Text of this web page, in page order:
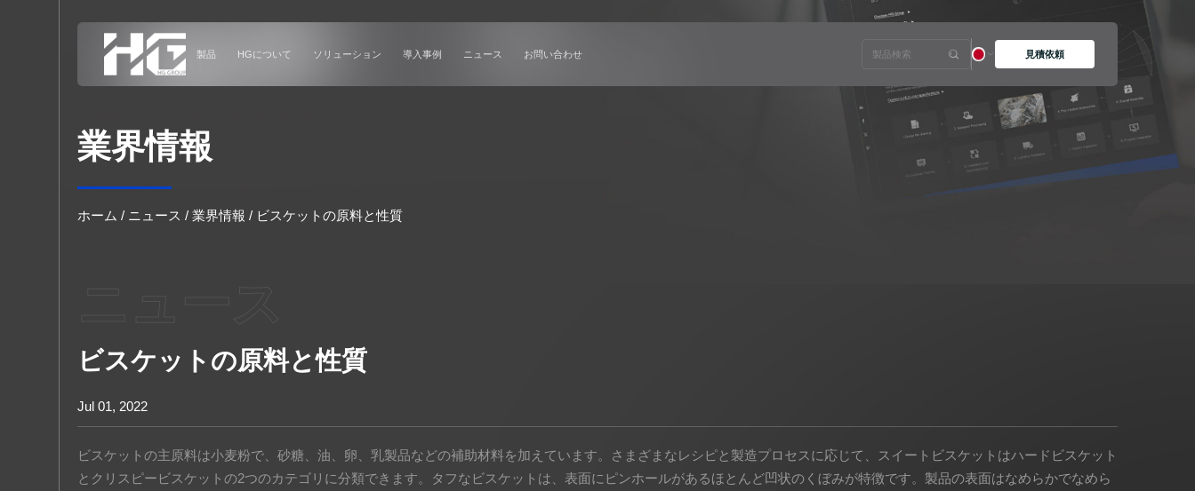
メニュー
HGについて
業界情報
ホーム / ニュース / 業界情報 / ビスケットの原料と性質
ビスケットの原料と性質
Jul 01, 2022
ビスケットの主原料は小麦粉で、砂糖、油、卵、乳製品などの補助材料を加えています。さまざまなレシピと製造プロセスに応じて、スイートビスケットはハードビスケット
とクリスピービスケットの2つのカテゴリに分類できます。タフなビスケットは、表面にピンホールがあるほとんど凹状のくぼみが特徴です。製品の表面はなめらかでなめら